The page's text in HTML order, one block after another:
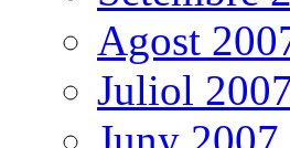
Agost
Juliol